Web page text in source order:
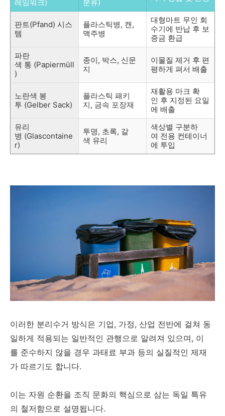
레임워크) 분류)
판트(Pfand) 시스
템
플라스틱병, 캔,
맥주병
대형마트 무인 회
수기에 반납 후 보
증금 환급
파란
색 통 (Papiermüll
)
종이, 박스, 신문
지
이물질 제거 후 편
평하게 펴서 배출
노란색 봉
투 (Gelber Sack)
플라스틱 패키
지, 금속 포장재
재활용 마크 확
인 후 지정된 요일
에 배출
유리
병 (Glascontaine
r)
투명, 초록, 갈
색 유리
색상별 구분하
여 전용 컨테이너
에 투입
이러한 분리수거 방식은 기업, 가정, 산업 전반에 걸쳐 동
일하게 적용되는 일반적인 관행으로 알려져 있으며, 이
를 준수하지 않을 경우 과태료 부과 등의 실질적인 제재
가 따르기도 합니다.
이는 자원 순환을 조직 문화의 핵심으로 삼는 독일 특유
의 철저함으로 설명됩니다.